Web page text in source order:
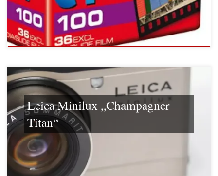
Leica Minilux „Champagner
Titan“